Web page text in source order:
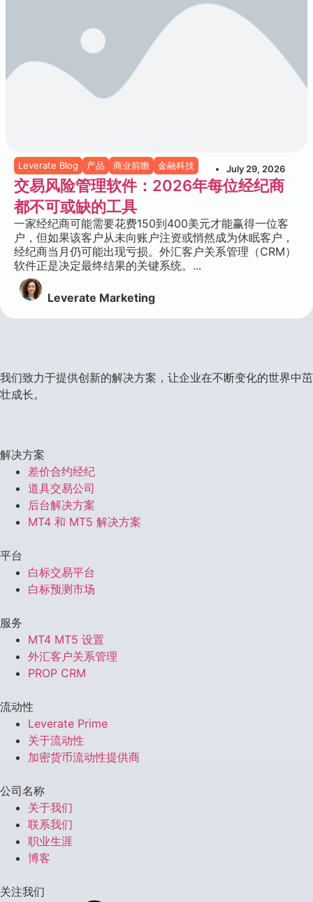
Leverate Blog 产品 商业前瞻 金融科技 July 29, 2026
交易风险管理软件：2026年每位经纪商
都不可或缺的工具
一家经纪商可能需要花费150到400美元才能赢得一位客
户，但如果该客户从未向账户注资或悄然成为休眠客户，
经纪商当月仍可能出现亏损。外汇客户关系管理（CRM）
软件正是决定最终结果的关键系统。...
Leverate Marketing
我们致力于提供创新的解决方案，让企业在不断变化的世界中茁
壮成长。
解决方案
差价合约经纪
道具交易公司
后台解决方案
MT4 和 MT5 解决方案
平台
白标交易平台
白标预测市场
服务
MT4 MT5 设置
外汇客户关系管理
PROP CRM
流动性
Leverate Prime
关于流动性
加密货币流动性提供商
公司名称
关于我们
联系我们
职业生涯
博客
关注我们